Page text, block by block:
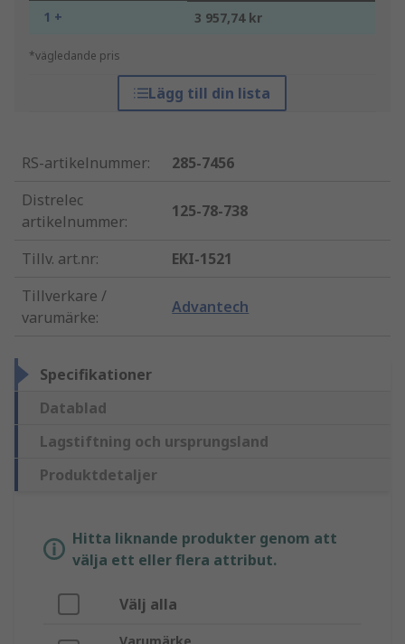
1 + 3 957,74 kr
*vägledande pris
Lägg till din lista
RS-artikelnummer:
285-7456
Distrelec
artikelnummer:
125-78-738
Tillv. art.nr:
EKI-1521
Tillverkare /
varumärke:
Advantech
Specifikationer
Datablad
Lagstiftning och ursprungsland
Produktdetaljer
Hitta liknande produkter genom att
välja ett eller flera attribut.
Välj alla